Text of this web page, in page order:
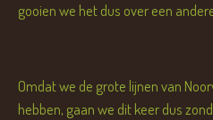
gooien we het dus over een
Omdat we de grote lijnen van
hebben, gaan we dit keer dus